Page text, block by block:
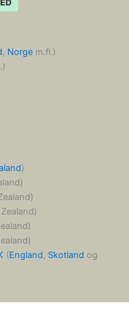
, Norgem.fl.)
)
(England, Skotland og